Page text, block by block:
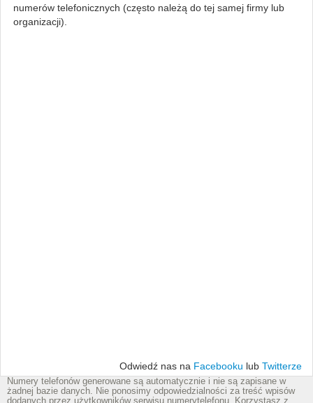
numerów telefonicznych (często należą do tej samej firmy lub
organizacji).
Odwiedź nas na Facebooku lub Twitterze
Numery telefonów generowane są automatycznie i nie są zapisane w
żadnej bazie danych. Nie ponosimy odpowiedzialności za treść wpisów
dodanych przez użytkowników serwisu numerytelefonu. Korzystasz z